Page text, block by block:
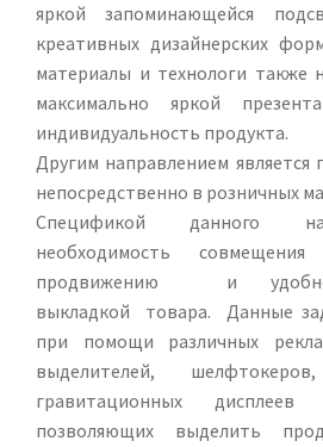
яркой запоминающейся
креативных дизайнерских
материалы и технологи также
максимально яркой
индивидуальность продукта.
Другим направлением
непосредственно в розничных
Спецификой данного
необходимость
продвижению и
выкладкой товара. Данные
при помощи различных
выделителей, шелфтокеров,
гравитационных
позволяющих выделить